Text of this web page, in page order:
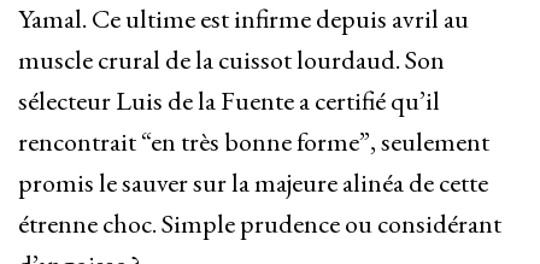
Yamal. Ce ultime est infirme depuis avril au
muscle crural de la cuissot lourdaud. Son
sélecteur Luis de la Fuente a certifié qu’il
rencontrait “en très bonne forme”, seulement
promis le sauver sur la majeure alinéa de cette
étrenne choc. Simple prudence ou considérant